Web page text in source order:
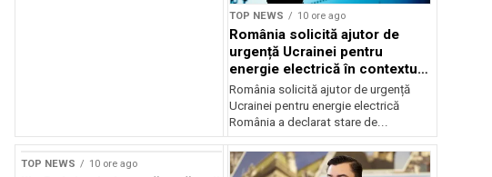
TOP NEWS 10 ore ago
România solicită ajutor de
urgență Ucrainei pentru
energie electrică în contextul
crizei energetice
România solicită ajutor de urgență
Ucrainei pentru energie electrică
România a declarat stare de...
TOP NEWS 10 ore ago